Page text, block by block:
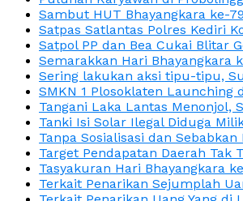
Sambut HUT Bhayangkara ke-
Satpas Satlantas Polres Kediri
Satpol PP dan Bea Cukai Blitar
Semarakkan Hari Bhayangkara
Sering lakukan aksi tipu-tipu,
SMKN 1 Plosoklaten Launching
Tangani Laka Lantas Menonjol,
Tanki Isi Solar Ilegal Diduga
Tanpa Sosialisasi dan
Target Pendapatan Daerah Tak
Tasyakuran Hari Bhayangkara
Terkait Penarikan Sejumplah